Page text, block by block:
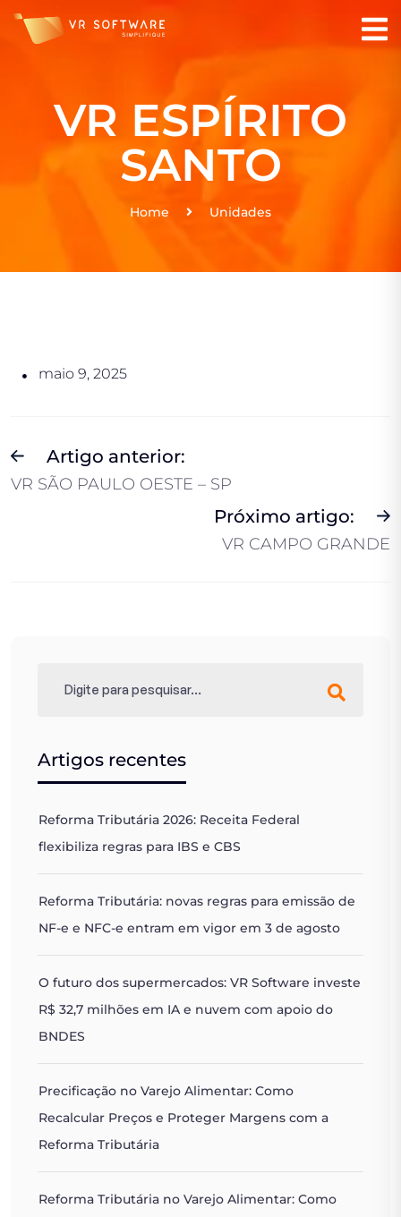
VR ESPÍRITO
SANTO
Home Unidades
maio 9, 2025
Artigo anterior:
VR SÃO PAULO OESTE – SP
Próximo artigo:
VR CAMPO GRANDE
Artigos recentes
Reforma Tributária 2026: Receita Federal
flexibiliza regras para IBS e CBS
Reforma Tributária: novas regras para emissão de
NF-e e NFC-e entram em vigor em 3 de agosto
O futuro dos supermercados: VR Software investe
R$ 32,7 milhões em IA e nuvem com apoio do
BNDES
Precificação no Varejo Alimentar: Como
Recalcular Preços e Proteger Margens com a
Reforma Tributária
Reforma Tributária no Varejo Alimentar: Como